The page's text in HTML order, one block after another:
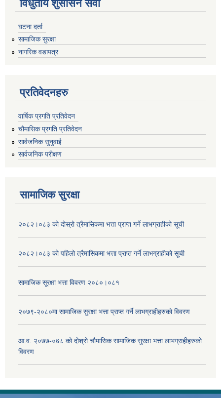
विधुतीय शुसासन सेवा
घटना दर्ता
सामाजिक सुरक्षा
नागरिक वडापत्र
प्रतिवेदनहरु
वार्षिक प्रगति प्रतिवेदन
चौमासिक प्रगति प्रतिवेदन
सार्वजनिक सुनुवाई
सार्वजनिक परीक्षण
सामाजिक सुरक्षा
२०८२।०८३ को दोस्रो त्रैमासिकमा भत्ता प्राप्‍त गर्ने लाभग्राहीको सूची
२०८२।०८३ को पहिलो त्रैमासिकमा भत्ता प्राप्‍त गर्ने लाभग्राहीको सूची
सामाजिक सूरक्षा भत्ता विवरण २०८०।०८१
२०७९-२०८०मा सामाजिक सुरक्षा भत्ता प्राप्त गर्ने लाभग्राहीहरुको विवरण
आ.व. २०७७-०७८ को दोश्रो चौमासिक सामाजिक सुरक्षा भत्ता लाभग्राहीहरुको
विवरण